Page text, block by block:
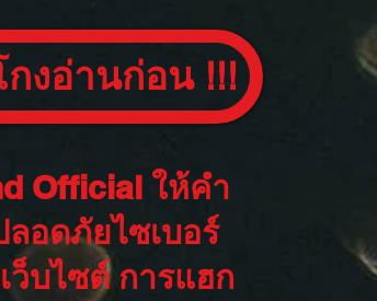
งอ่านก่อน !!!
Official ให้คำ
อดภัยไซเบอร์
ว็บไซต์ การแฮก